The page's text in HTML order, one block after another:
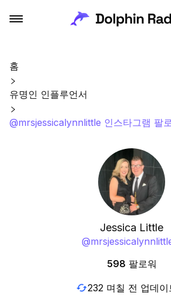
홈
유명인 인플루언서
@mrsjessicalynnlittle 인스타그램 팔
Jessica Little
@
598 팔로워
232 며칠 전 업데이